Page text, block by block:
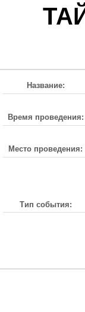
Название:
Время проведения:
Место проведения:
Тип события: